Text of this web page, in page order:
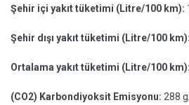
Şehir içi yakıt tüketimi (Litre/100 km):
Şehir dışı yakıt tüketimi (Litre/100 km):
Ortalama yakıt tüketimi (Litre/100 km):
(CO2) Karbondiyoksit Emisyonu: 288